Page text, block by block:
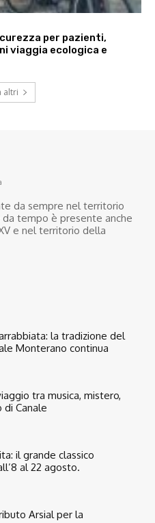
per pazienti,
viaggia ecologica e
altri
da sempre nel territorio
da tempo è presente anche
e nel territorio della
la tradizione del
Monterano continua
tra musica, mistero,
Canale
il grande classico
al 22 agosto.
Arsial per la